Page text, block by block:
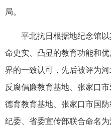
局。
平北抗日根据地纪念馆
命史实、凸显的教育功能和
界的一致认可，先后被评为
反腐倡廉教育基地、张家口
德育教育基地、张家口市国防
纪委、省委宣传部联合命名